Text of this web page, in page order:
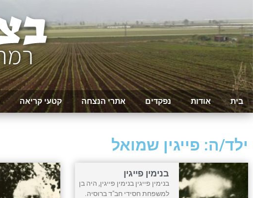
בית אודות נפקדים אתרי הנצחה קטעי קריאה
ילד/ה: פייגין שמואל
בנימין פייגין
בנימין פייגין בנימין פייגין, היה בן
למשפחת חסידי חב"ד ברוסיה.